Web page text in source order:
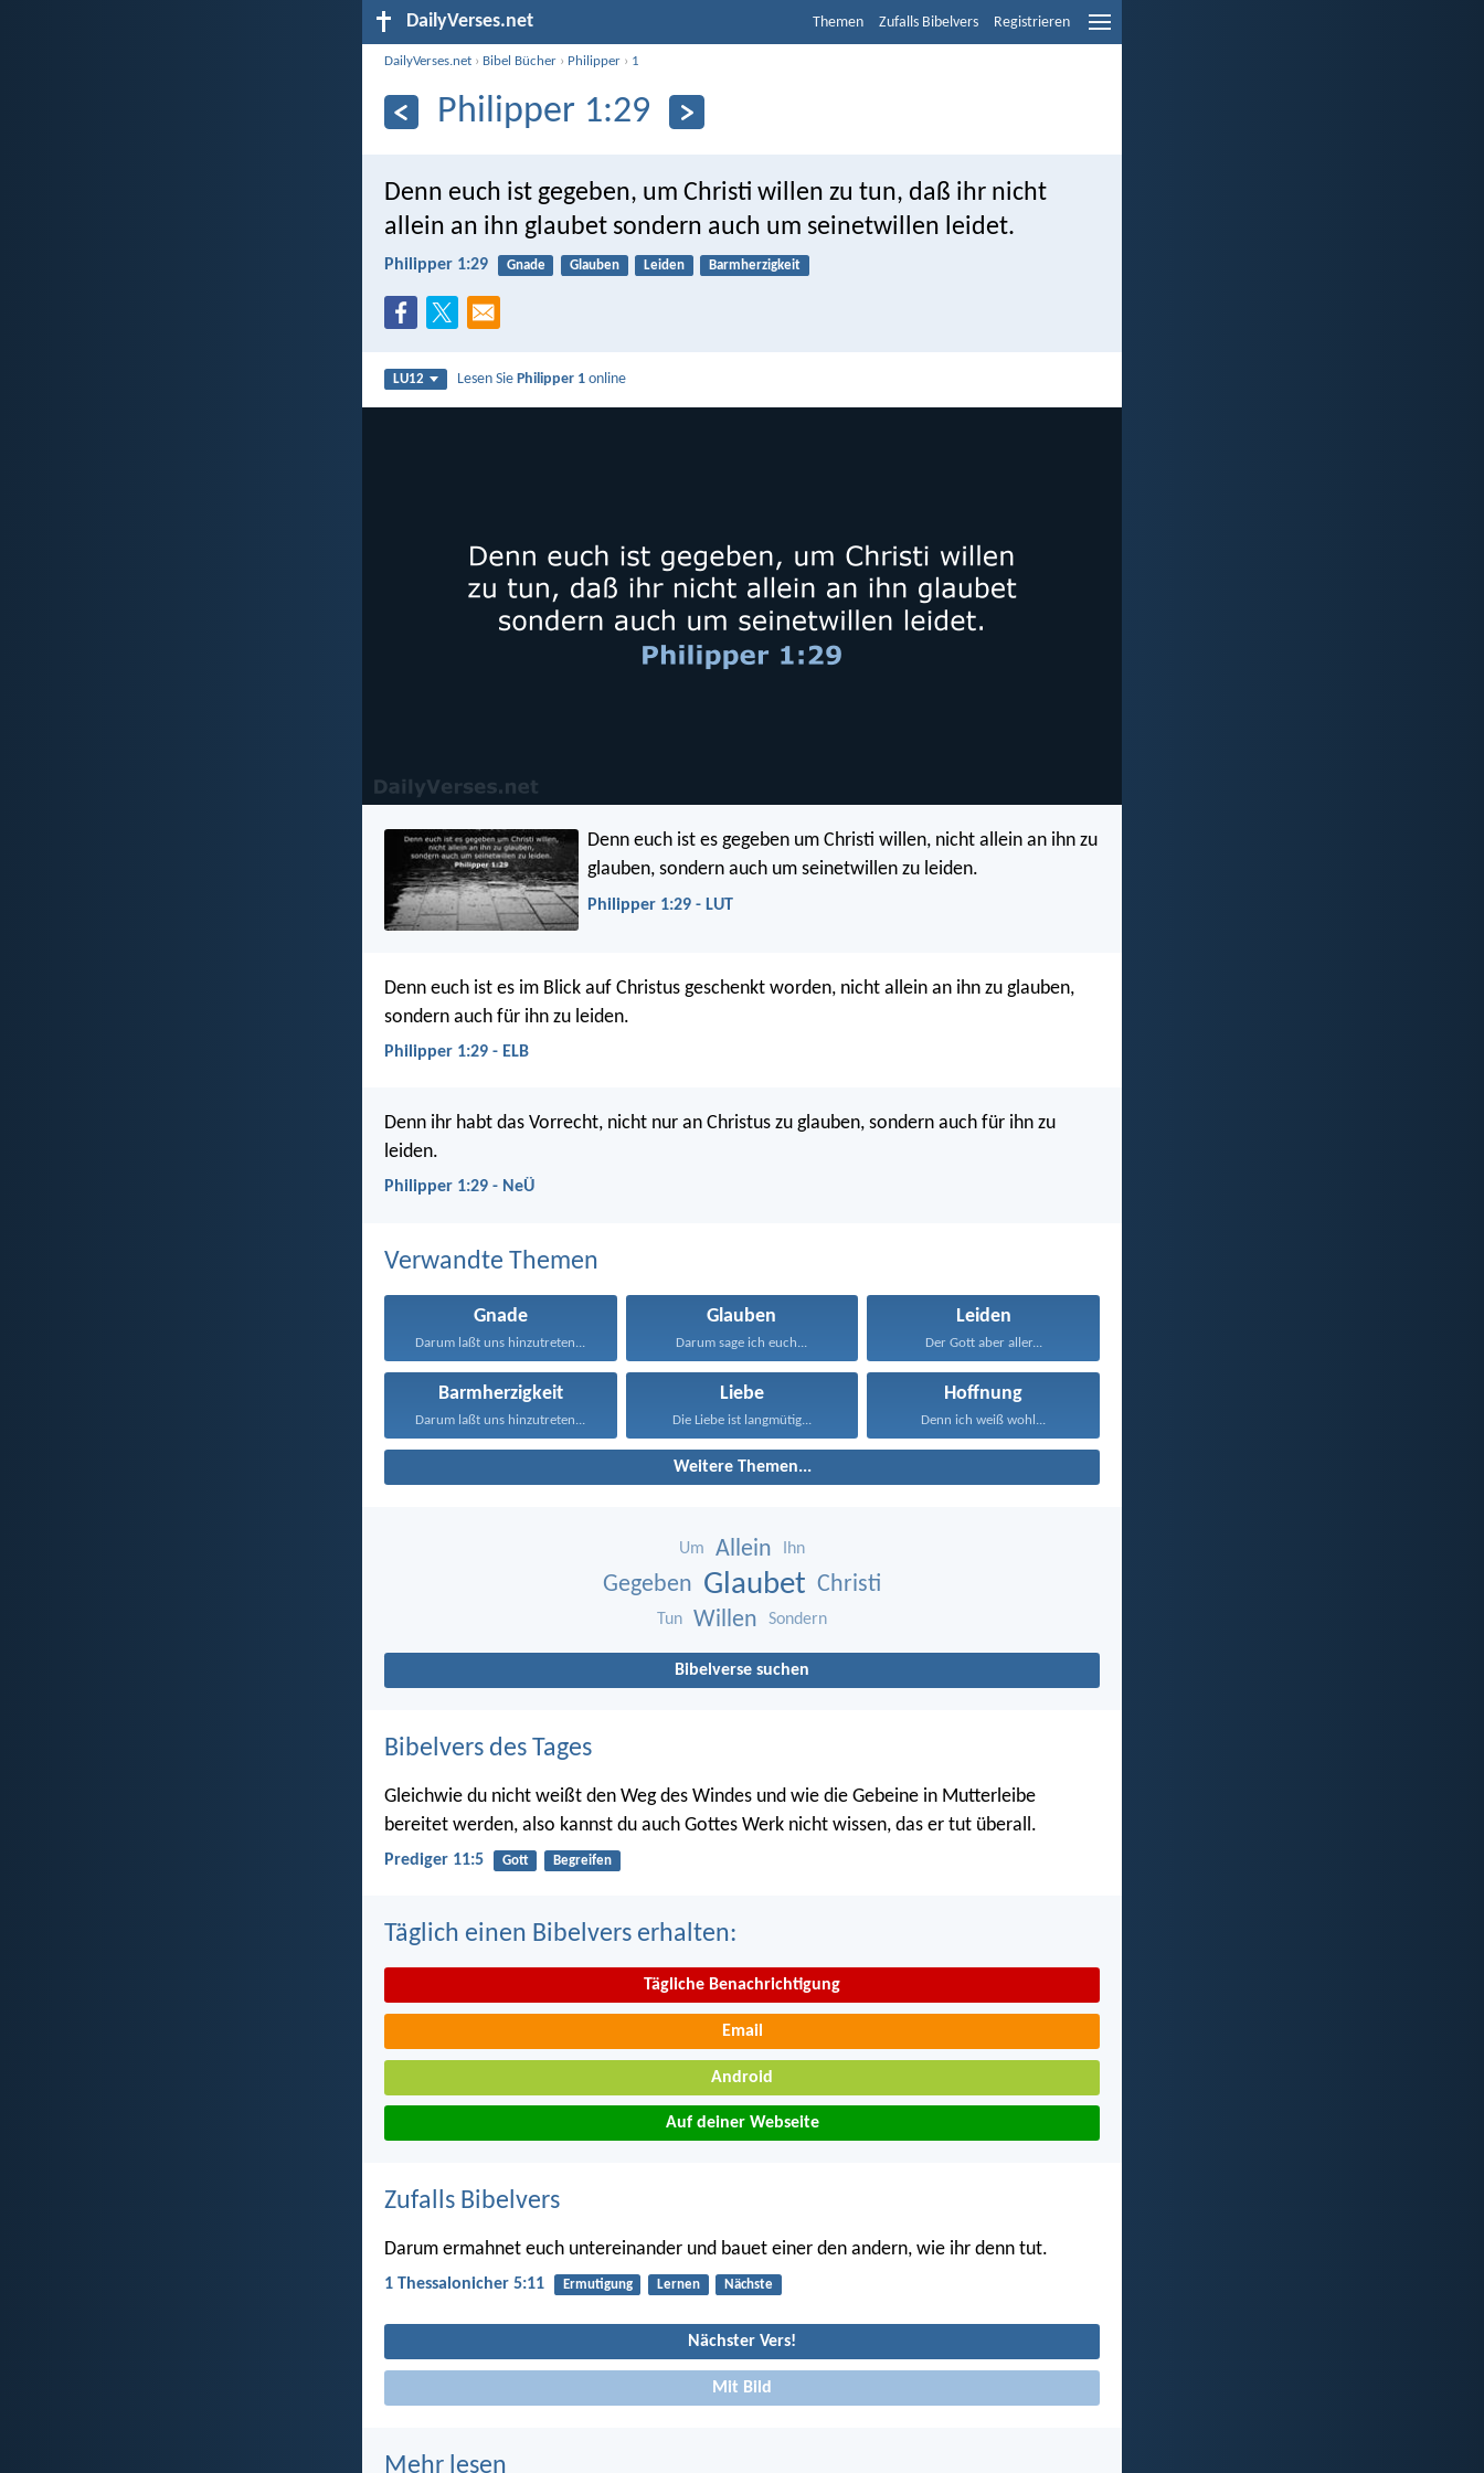
DailyVerses.net Themen Zufalls Bibelvers Registrieren
DailyVerses.net › Bibel Bücher › Philipper › 1
Philipper 1:29
Denn euch ist gegeben, um Christi willen zu tun, daß ihr nicht
allein an ihn glaubet sondern auch um seinetwillen leidet.
Philipper 1:29 Gnade Glauben Leiden Barmherzigkeit
LU12 Lesen SiePhilipper 1 online
Denn euch ist es gegeben um Christi willen, nicht allein an ihn zu
glauben, sondern auch um seinetwillen zu leiden.
Philipper 1:29 - LUT
Denn euch ist es im Blick auf Christus geschenkt worden, nicht allein an ihn zu glauben,
sondern auch für ihn zu leiden.
Philipper 1:29 - ELB
Denn ihr habt das Vorrecht, nicht nur an Christus zu glauben, sondern auch für ihn zu
leiden.
Philipper 1:29 - NeÜ
Verwandte Themen
Gnade
Darum laßt uns hinzutreten...
Glauben
Darum sage ich euch...
Leiden
Der Gott aber aller...
Barmherzigkeit
Darum laßt uns hinzutreten...
Liebe
Die Liebe ist langmütig...
Hoffnung
Denn ich weiß wohl...
Weitere Themen...
Um Allein Ihn
Gegeben Glaubet Christi
Tun Willen Sondern
Bibelverse suchen
Bibelvers des Tages
Gleichwie du nicht weißt den Weg des Windes und wie die Gebeine in Mutterleibe
bereitet werden, also kannst du auch Gottes Werk nicht wissen, das er tut überall.
Prediger 11:5 Gott Begreifen
Täglich einen Bibelvers erhalten:
Tägliche Benachrichtigung
Email
Android
Auf deiner Webseite
Zufalls Bibelvers
Darum ermahnet euch untereinander und bauet einer den andern, wie ihr denn tut.
1 Thessalonicher 5:11 Ermutigung Lernen Nächste
Nächster Vers!
Mit Bild
Mehr lesen